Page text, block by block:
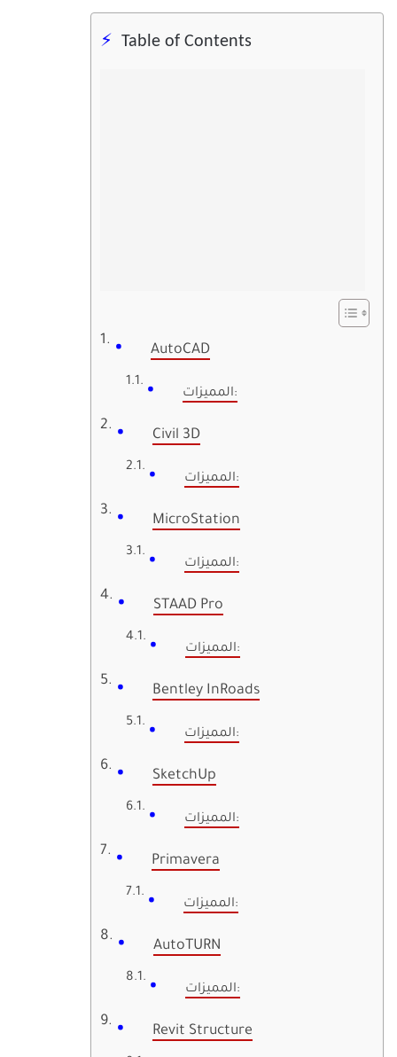
Table of Contents
AutoCAD
المميزات:
Civil 3D
المميزات:
MicroStation
المميزات:
STAAD Pro
المميزات:
Bentley InRoads
المميزات:
SketchUp
المميزات:
Primavera
المميزات:
AutoTURN
المميزات:
Revit Structure